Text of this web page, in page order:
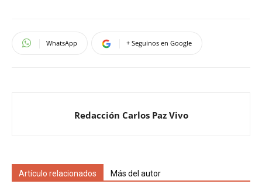
WhatsApp + Seguinos en Google
Redacción Carlos Paz Vivo
Artículo relacionados Más del autor